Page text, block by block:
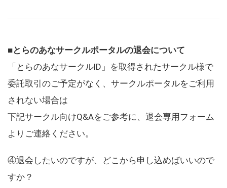
■とらのあなサークルポータルの退会について
「とらのあなサークルID」を取得されたサークル様で
委託取引のご予定がなく、サークルポータルをご利用
されない場合は
下記サークル向けQ&Aをご参考に、退会専用フォーム
よりご連絡ください。
④退会したいのですが、どこから申し込めばいいので
すか？